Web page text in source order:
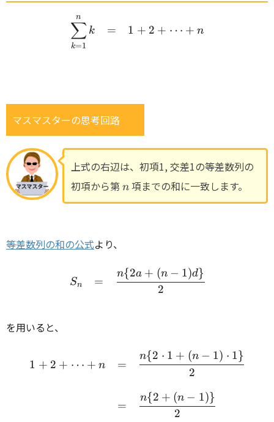
k=1
∑
n
k = 1 + 2 + ⋯ + n
マスマスターの思考回路
上式の右辺は、初項1, 交差1の等差数列の
初項から第n
n 項までの和に一致します。
等差数列の和の公式より、
\begin{array}{rcl} S_n
Sn =
2
n{2a + (n − 1)d}
を用いると、
\begin{array}{rcl} 1 +
1 + 2 + ⋯ + n =
=
2
n{2 ⋅ 1 + (n − 1) ⋅ 1}
2
n{2 + (n − 1)}